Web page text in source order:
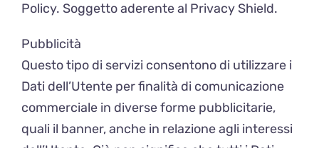
Policy. Soggetto aderente al Privacy Shield.
Pubblicità
Questo tipo di servizi consentono di utilizzare i
Dati dell’Utente per finalità di comunicazione
commerciale in diverse forme pubblicitarie,
quali il banner, anche in relazione agli interessi